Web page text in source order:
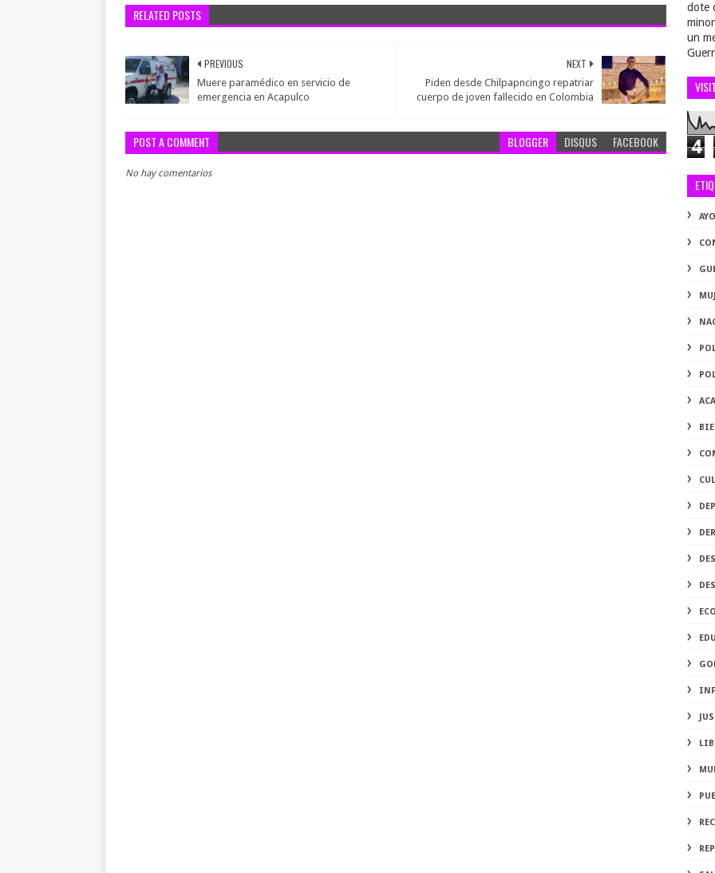
RELATED POSTS
NEXT
Piden desde Chilpapncingo repatriar
cuerpo de joven fallecido en Colombia
PREVIOUS
Muere paramédico en servicio de
emergencia en Acapulco
POST A COMMENT BLOGGER DISQUS FACEBOOK
No hay comentarios
dote
un
4